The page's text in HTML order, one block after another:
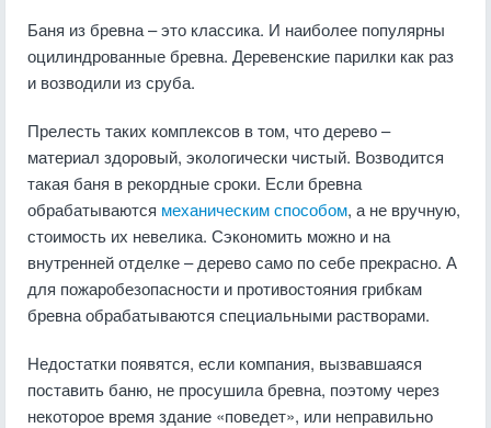
Баня из бревна – это классика. И наиболее популярны
оцилиндрованные бревна. Деревенские парилки как раз
и возводили из сруба.
Прелесть таких комплексов в том, что дерево –
материал здоровый, экологически чистый. Возводится
такая баня в рекордные сроки. Если бревна
обрабатываются механическим способом, а не вручную,
стоимость их невелика. Сэкономить можно и на
внутренней отделке – дерево само по себе прекрасно. А
для пожаробезопасности и противостояния грибкам
бревна обрабатываются специальными растворами.
Недостатки появятся, если компания, вызвавшаяся
поставить баню, не просушила бревна, поэтому через
некоторое время здание «поведет», или неправильно